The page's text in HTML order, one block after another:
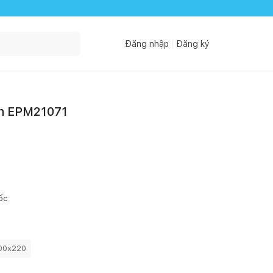
Đăng nhập Đăng ký
EPM21071